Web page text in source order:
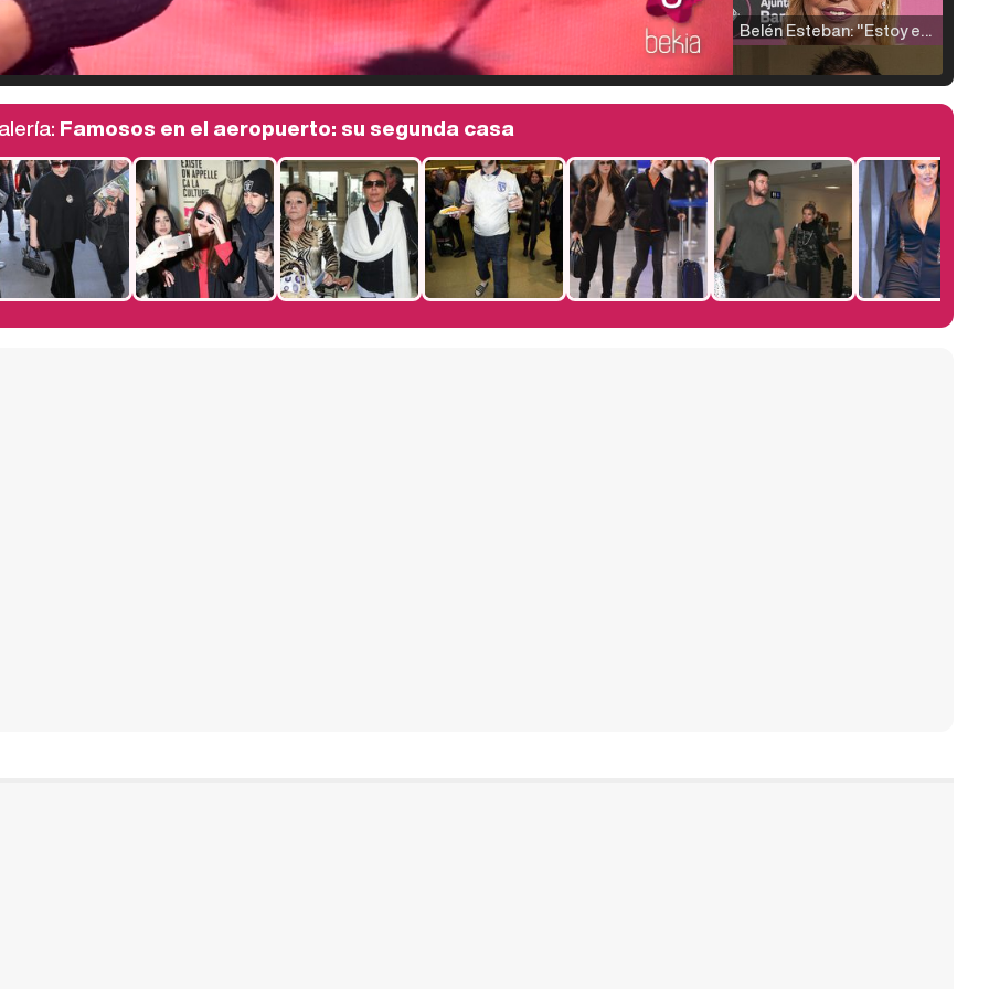
Belén Esteban: "Estoy emocionada, muy contenta y muy feliz por llegar a RTVE"
Manu Baqueiro: "Tuve como referente a Bruce Willis en 'Luz de Luna' para mi trabajo en la serie 'Perdiendo el juicio'"
Famosos en el aeropuerto: su segunda casa